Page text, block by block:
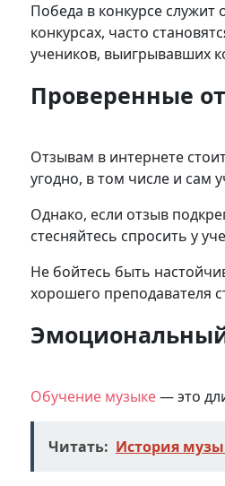
Победа в конкурсе
конкурсах, часто
учеников, выигрывавших
Проверенные
Отзывам в интернете
угодно, в том числе и сам
Однако, если отзыв
стесняйтесь спросить у
Не бойтесь быть
хорошего преподавателя
Обучение музыке— это
Читать: История